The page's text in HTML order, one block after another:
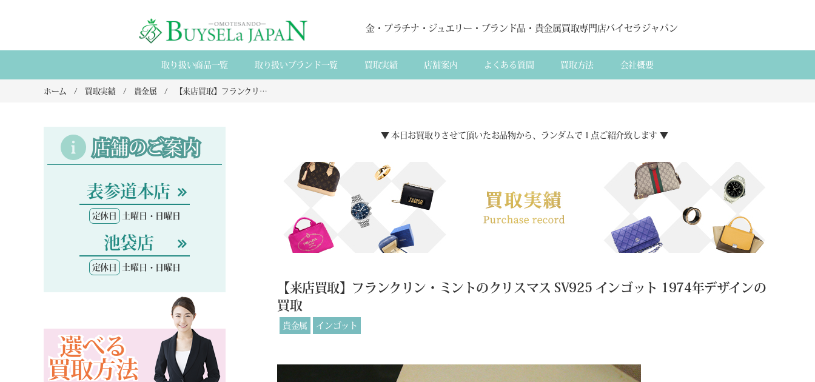
金・プラチナ・ジュエリー・ブランド品・貴金属買取専門店バイセラジャパン
取り扱い商品一覧 取り扱いブランド一覧 買取実績 店舗案内 よくある質間 買取方法 会社概要
ホーム 買取実績 貴金属 【来店買取】フランクリン・ミントのクリスマス SV925 インゴット 1974年デザインの買取
▼ 本日お買取りさせて頂いたお品物から、ランダムで１点ご紹介致します ▼
【来店買取】フランクリン・ミントのクリスマス SV925 インゴット 1974年デザインの
買取
貴金属 インゴット
店舗のご案内
表参道本店
定休日 土曜日・日曜日
池袋店
定休日 土曜日・日曜日
選べる
買取方法